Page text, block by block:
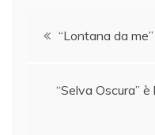
Post“Lontana da
“Selva Oscura” è